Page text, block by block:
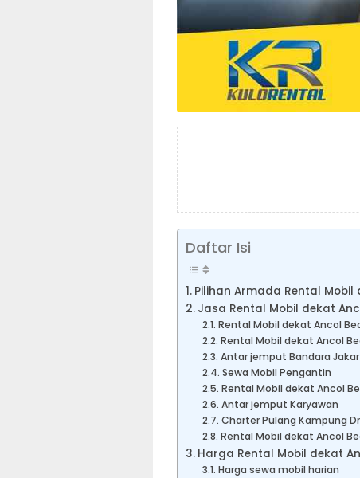
Daftar Isi
Pilihan Armada Rental
Jasa Rental Mobil dekat
Rental Mobil dekat Ancol
Rental Mobil dekat Ancol
Antar jemput Bandara
Sewa Mobil Pengantin
Rental Mobil dekat Ancol
Antar jemput Karyawan
Charter Pulang Kampung
Rental Mobil dekat Ancol
Harga Rental Mobil dekat
Harga sewa mobil harian